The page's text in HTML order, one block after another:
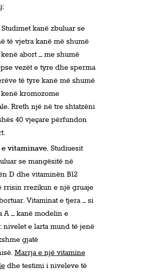
Studimet kanë zbuluar se
të vjetra kanë më shumë
abort – me shumë
vezët e tyre dhe sperma
të tyre kanë më shumë
kromozome
Rreth një në tre shtatzëni
40 vjeçare përfundon
vitaminave. Studiuesit
se mangësitë në
D dhe vitaminën B12
rrisin rrezikun e një gruaje
Vitaminat e tjera – si
A – kanë modelin e
nivelet e larta mund të jenë
gjatë
Marrja e një vitamine
dhe testimi i niveleve të